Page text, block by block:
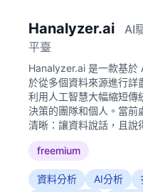
Hanalyzer.ai
AI
平臺
Hanalyzer.ai 是一款基於
於從多個資料來源進行詳
利用人工智慧大幅縮短傳
決策的團隊和個人。當前
清晰：讓資料說話，且說
freemium
資料分析 AI分析